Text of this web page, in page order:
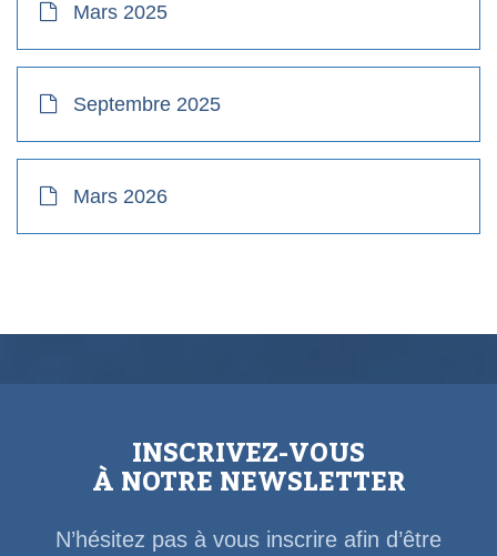
Mars 2025
Septembre 2025
Mars 2026
INSCRIVEZ-VOUS
À NOTRE NEWSLETTER
N’hésitez pas à vous inscrire afin d’être